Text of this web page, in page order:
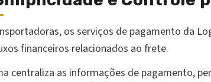
os serviços de pagamento da
financeiros relacionados ao frete.
centraliza as informações de pagamento,